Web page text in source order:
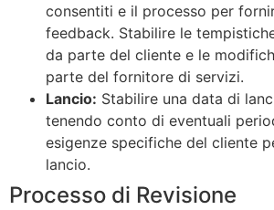
consentiti e il processo per
feedback. Stabilire le
da parte del cliente e le
parte del fornitore di servizi.
Lancio: Stabilire una data di
tenendo conto di eventuali
esigenze specifiche del cliente
lancio.
Processo di Revisione